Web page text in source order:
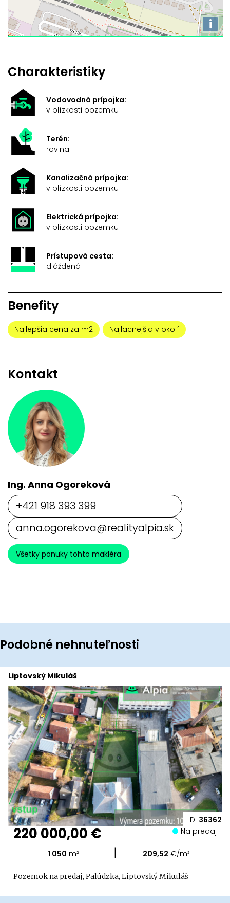
i
Charakteristiky
Vodovodná prípojka:
v blízkosti pozemku
Terén:
rovina
Kanalizačná prípojka:
v blízkosti pozemku
Elektrická prípojka:
v blízkosti pozemku
Prístupová cesta:
dláždená
Benefity
Najlepšia cena za m2 Najlacnejšia v okolí
Kontakt
Ing. Anna Ogoreková
+421 918 393 399
anna.ogorekova@realityalpia.sk
Všetky ponuky tohto makléra
Podobné nehnuteľnosti
ID: 36362
Liptovský Mikuláš
220 000,00 € Na predaj
1 050 m² | 209,52 €/m²
Pozemok na predaj, Palúdzka, Liptovský Mikuláš